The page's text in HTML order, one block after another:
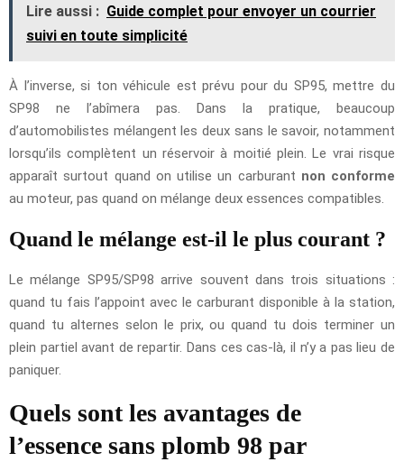
Lire aussi : Guide complet pour envoyer un courrier
suivi en toute simplicité
À l’inverse, si ton véhicule est prévu pour du SP95, mettre du
SP98 ne l’abîmera pas. Dans la pratique, beaucoup
d’automobilistes mélangent les deux sans le savoir, notamment
lorsqu’ils complètent un réservoir à moitié plein. Le vrai risque
apparaît surtout quand on utilise un carburant non conforme
au moteur, pas quand on mélange deux essences compatibles.
Quand le mélange est-il le plus courant ?
Le mélange SP95/SP98 arrive souvent dans trois situations :
quand tu fais l’appoint avec le carburant disponible à la station,
quand tu alternes selon le prix, ou quand tu dois terminer un
plein partiel avant de repartir. Dans ces cas-là, il n’y a pas lieu de
paniquer.
Quels sont les avantages de
l’essence sans plomb 98 par